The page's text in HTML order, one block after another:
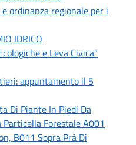
ordinanza regionale per i
IDRICO
e Leva Civica”
appuntamento il 5
Di Piante In Piedi Da
Particella Forestale A001
B011 Sopra Prà Di